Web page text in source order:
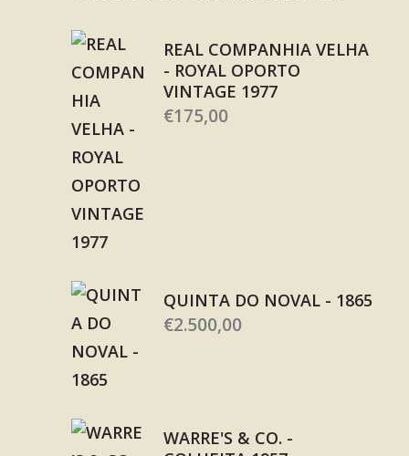
REAL COMPANHIA VELHA
- ROYAL OPORTO
VINTAGE 1977
€175,00
QUINTA DO NOVAL - 1865
€2.500,00
WARRE'S & CO. -